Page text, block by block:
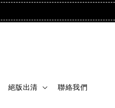
絕版出清 聯絡我們